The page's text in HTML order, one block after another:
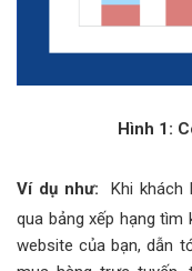
Hình 1:
Ví dụ như:
Khi khách
qua bảng xếp hạng
website của bạn, dẫn